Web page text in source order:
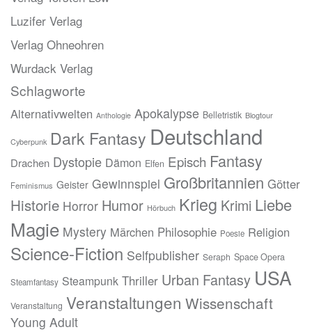
Luzifer Verlag
Verlag Ohneohren
Wurdack Verlag
Schlagworte
Alternativwelten Anthologie Apokalypse Belletristik Blogtour
Cyberpunk Dark Fantasy Deutschland
Drachen Dystopie Dämon Elfen Episch Fantasy
Feminismus Geister Gewinnspiel Großbritannien Götter
Historie Horror Humor Hörbuch Krieg Krimi Liebe
Magie Mystery Märchen Philosophie Poesie Religion
Science-Fiction Selfpublisher Seraph Space Opera
Steamfantasy Steampunk Thriller Urban Fantasy USA
Veranstaltung Veranstaltungen Wissenschaft
Young Adult